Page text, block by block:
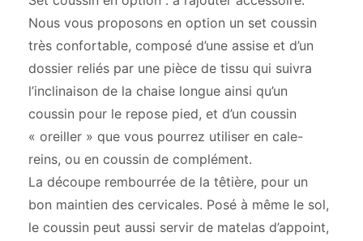
Nous vous proposons en option un set coussin
très confortable, composé d’une assise et d’un
dossier reliés par une pièce de tissu qui suivra
l’inclinaison de la chaise longue ainsi qu’un
coussin pour le repose pied, et d’un coussin
« oreiller » que vous pourrez utiliser en cale-
reins, ou en coussin de complément.
La découpe rembourrée de la têtière, pour un
bon maintien des cervicales. Posé à même le sol,
le coussin peut aussi servir de matelas d’appoint,